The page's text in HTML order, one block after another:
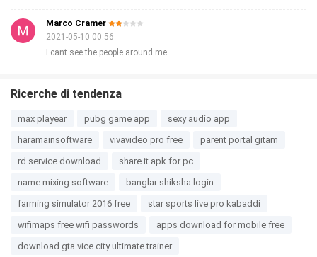
Marco Cramer
2021-05-10 00:56
I cant see the people around me
Ricerche di tendenza
max playear pubg game app
sexy audio app
haramainsoftware
vivavideo pro free
parent portal gitam
rd service download
share it apk for pc
name mixing software
banglar shiksha login
farming simulator 2016 free
star sports live pro kabaddi
wifimaps free wifi passwords
apps download for mobile free
download gta vice city ultimate trainer